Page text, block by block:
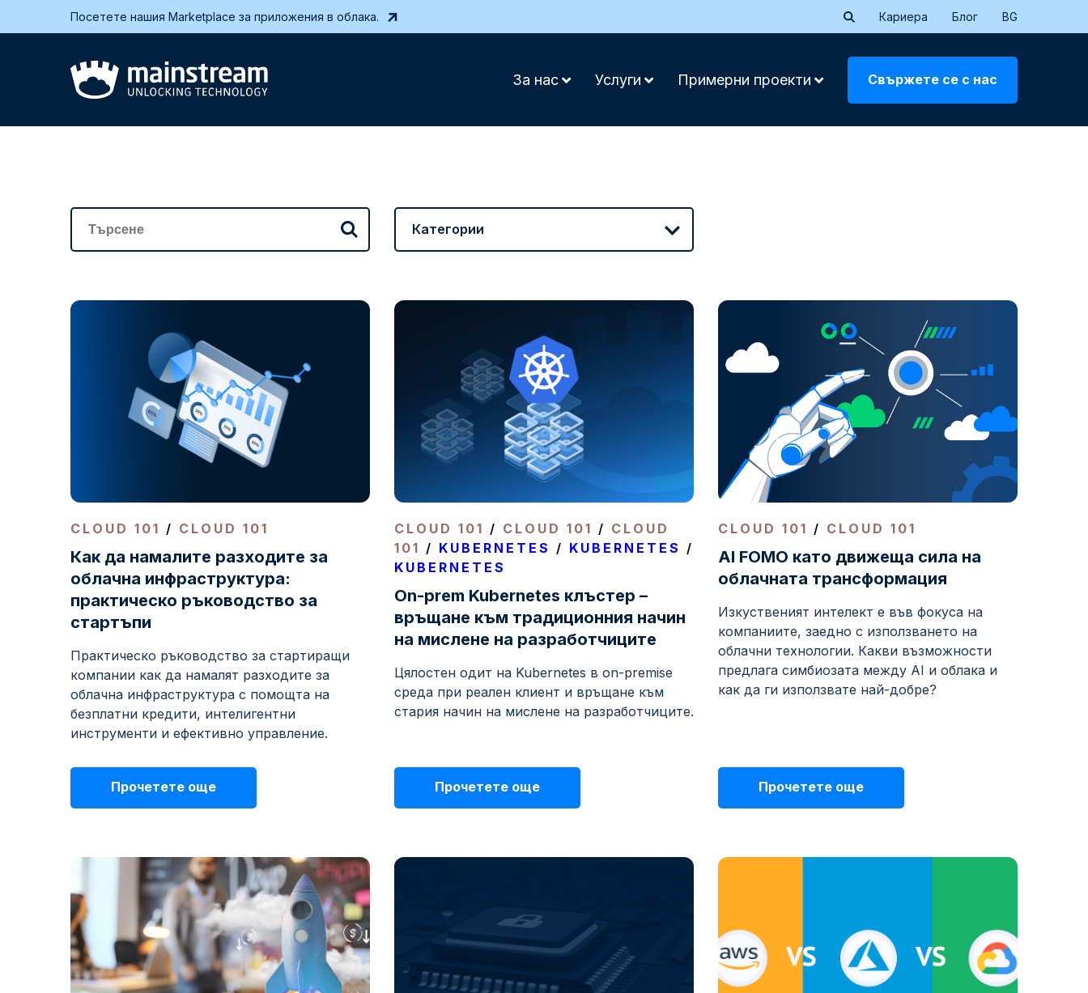
Посетете нашия Marketplace за приложения в облака. Кариера Блог BG
За нас Услуги Примерни проекти Свържете се с нас
Категории
CLOUD 101 / CLOUD 101
Как да намалите разходите за
облачна инфраструктура:
практическо ръководство за
стартъпи
Практическо ръководство за стартиращи
компании как да намалят разходите за
облачна инфраструктура с помощта на
безплатни кредити, интелигентни
инструменти и ефективно управление.
Прочетете още
CLOUD 101 / CLOUD 101 / CLOUD
101 / KUBERNETES / KUBERNETES /
KUBERNETES
On-prem Kubernetes клъстер –
връщане към традиционния начин
на мислене на разработчиците
Цялостен одит на Kubernetes в on-premise
среда при реален клиент и връщане към
стария начин на мислене на разработчиците.
Прочетете още
CLOUD 101 / CLOUD 101
AI FOMO като движеща сила на
облачната трансформация
Изкуственият интелект е във фокуса на
компаниите, заедно с използването на
облачни технологии. Какви възможности
предлага симбиозата между AI и облака и
как да ги използвате най-добре?
Прочетете още